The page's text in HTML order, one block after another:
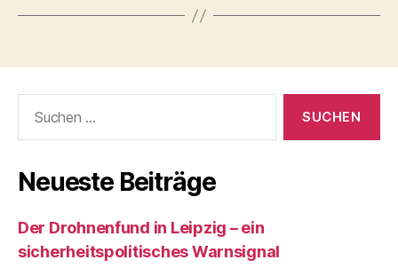
nach:
Neueste Beiträge
Der Drohnenfund in Leipzig – ein
sicherheitspolitisches Warnsignal